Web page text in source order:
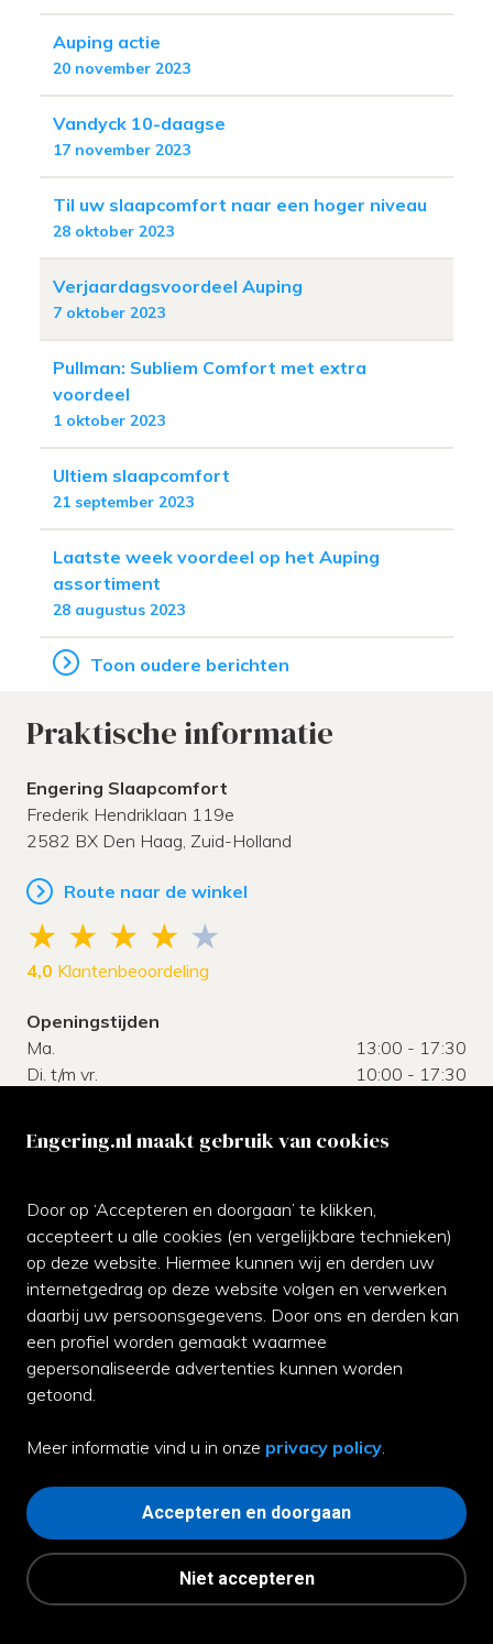
Auping actie
20 november 2023
Vandyck 10-daagse
17 november 2023
Til uw slaapcomfort naar een hoger niveau
28 oktober 2023
Verjaardagsvoordeel Auping
7 oktober 2023
Pullman: Subliem Comfort met extra
voordeel
1 oktober 2023
Ultiem slaapcomfort
21 september 2023
Laatste week voordeel op het Auping
assortiment
28 augustus 2023
Toon oudere berichten
Praktische informatie
Engering Slaapcomfort
Frederik Hendriklaan 119e
2582 BX Den Haag, Zuid-Holland
Route naar de winkel
4,0 Klantenbeoordeling
Openingstijden
Ma.
13:00 - 17:30
Di. t/m vr.
10:00 - 17:30
Klantenservice
Neem gerust contact met ons op of kom langs bij de
winkel.
070-3542811
Whatsapp ons
Facebook
Algemene voorwaarden Privacy voorwaarden
Engering.nl maakt gebruik van cookies
Door op ‘Accepteren en doorgaan’ te klikken,
accepteert u alle cookies (en vergelijkbare technieken)
op deze website. Hiermee kunnen wij en derden uw
internetgedrag op deze website volgen en verwerken
daarbij uw persoonsgegevens. Door ons en derden kan
een profiel worden gemaakt waarmee
gepersonaliseerde advertenties kunnen worden
getoond.
Meer informatie vind u in onze privacy policy.
Niet accepteren
Accepteren en doorgaan